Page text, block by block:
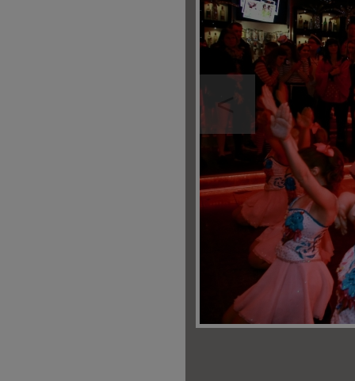
<